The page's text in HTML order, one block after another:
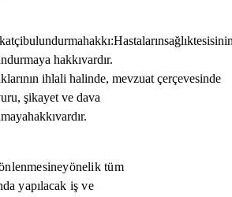
bulundurmahakkı:Hastalarınsağlık
hakkıvardır.
ihlali halinde, mevzuat çerçevesinde
şikayet ve dava
hakkıvardır.
yöneliktüm
yapılacak işve